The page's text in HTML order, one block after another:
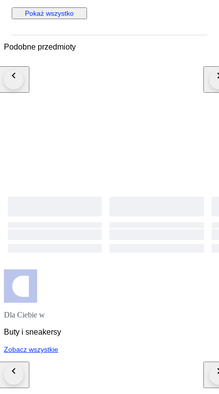
Pokaż wszystko
Podobne przedmioty
Dla Ciebie w
Buty i sneakersy
Zobacz wszystkie